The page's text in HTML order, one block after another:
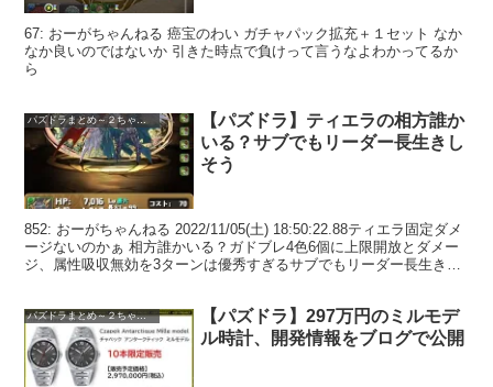
67: おーがちゃんねる 癌宝のわい ガチャパック拡充＋１セット なか
なか良いのではないか 引きた時点で負けって言うなよわかってるか
ら
パズドラまとめ～２ちゃんねる
【パズドラ】ティエラの相方誰か
いる？サブでもリーダー長生きし
そう
852: おーがちゃんねる 2022/11/05(土) 18:50:22.88ティエラ固定ダメ
ージないのかぁ 相方誰かいる？ガドブレ4色6個に上限開放とダメー
ジ、属性吸収無効を3ターンは優秀すぎるサブでもリーダー長生きし
パズドラまとめ～２ちゃんねる
【パズドラ】297万円のミルモデ
ル時計、開発情報をブログで公開